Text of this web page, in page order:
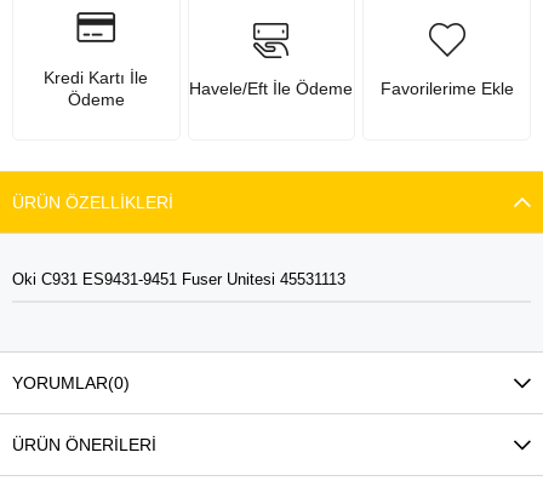
Kredi Kartı İle
Ödeme
Havele/Eft İle Ödeme Favorilerime Ekle
ÜRÜN ÖZELLIKLERI
Oki C931 ES9431-9451 Fuser Unitesi 45531113
YORUMLAR(0)
ÜRÜN ÖNERILERI